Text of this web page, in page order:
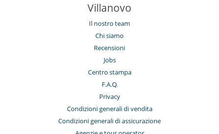
Villanovo
Il nostro team
Chi siamo
Recensioni
Jobs
Centro stampa
F.A.Q.
Privacy
Condizioni generali di vendita
Condizioni generali di assicurazione